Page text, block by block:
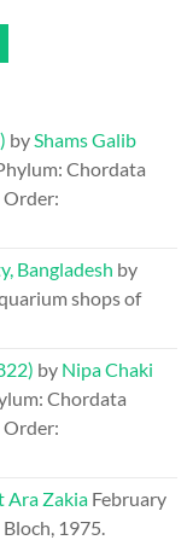
byShams Galib
Chordata
Order:
Bangladesh by
shops of
by Nipa Chaki
Chordata
Order:
Ara Zakia February
1975.